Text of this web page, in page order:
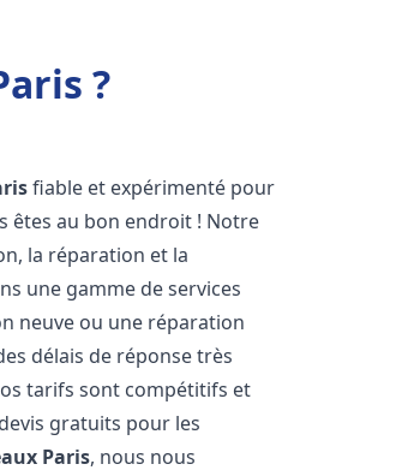
?
fiable et expérimenté pour
êtes au bon endroit ! Notre
la réparation et la
une gamme de services
neuve ou une réparation
délais de réponse très
tarifs sont compétitifs et
gratuits pour les
Paris, nous nous